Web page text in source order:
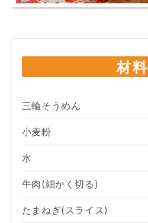
材料
三輪そうめん
小麦粉
水
牛肉(細かく切る)
たまねぎ(スライス)